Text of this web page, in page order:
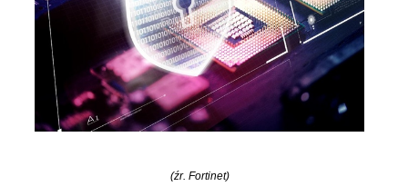
(źr. Fortinet)